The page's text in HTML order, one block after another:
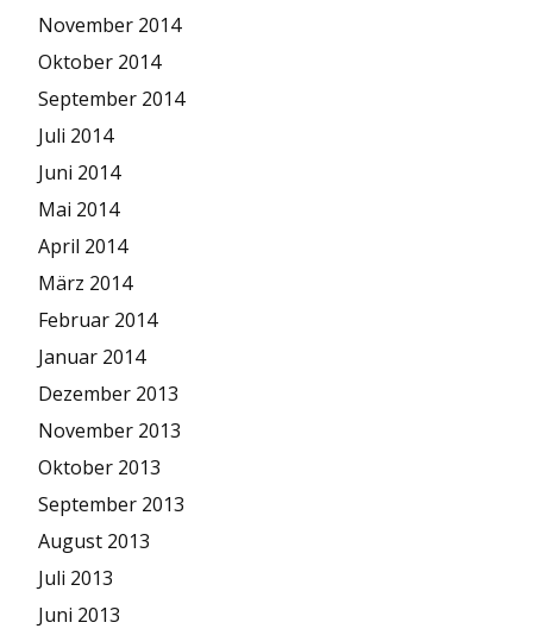
November 2014
Oktober 2014
September 2014
Juli 2014
Juni 2014
Mai 2014
April 2014
März 2014
Februar 2014
Januar 2014
Dezember 2013
November 2013
Oktober 2013
September 2013
August 2013
Juli 2013
Juni 2013